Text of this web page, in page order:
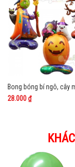
28.000 ₫